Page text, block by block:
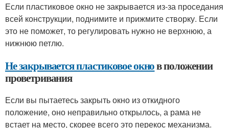
Если пластиковое окно не закрывается из-за проседания
всей конструкции, поднимите и прижмите створку. Если
это не поможет, то регулировать нужно не верхнюю, а
нижнюю петлю.
Не закрывается пластиковое окнов положении
проветривания
Если вы пытаетесь закрыть окно из откидного
положение, оно неправильно открылось, а рама не
встает на место, скорее всего это перекос механизма.